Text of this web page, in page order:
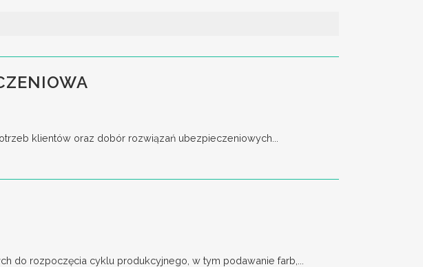
klientów oraz dobór rozwiązań ubezpieczeniowych...
do rozpoczęcia cyklu produkcyjnego, w tym podawanie farb,...